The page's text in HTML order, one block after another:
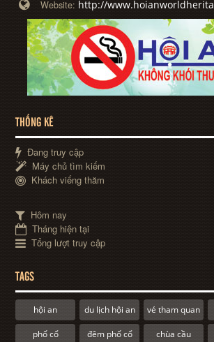
Website: http://
THỐNG KÊ
Đang truy cập
Máy chủ tìm kiếm
Khách viếng thăm
Hôm nay
Tháng hiện tại
Tổng lượt truy cập
TAGS
hội an du lịch hội an vé tham quan
phố cổ đêm phố cổ chùa cầu